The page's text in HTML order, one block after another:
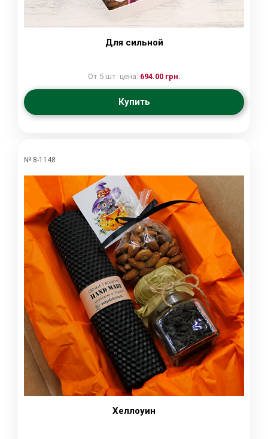
Для сильной
От 5 шт. цена: 694.00 грн.
Купить
№ 8-1148
Хеллоуин